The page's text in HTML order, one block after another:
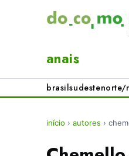
anais
brasilsudestenorte/
início › autores ›